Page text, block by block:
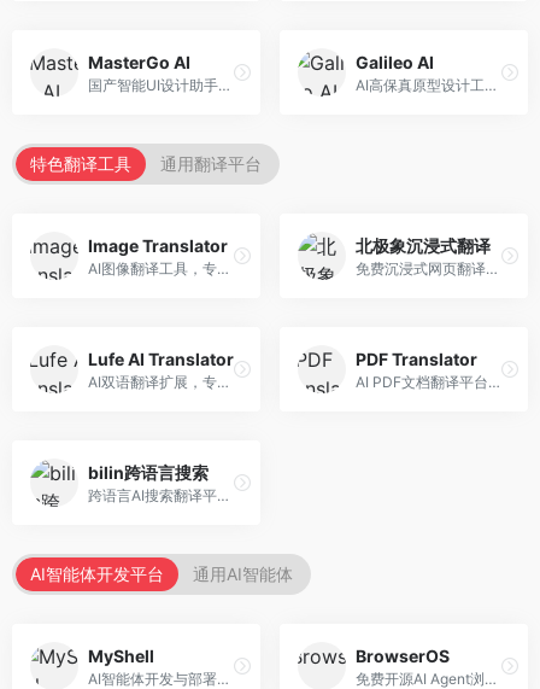
MasterGo AI
国产智能UI设计助手，专注于界面设计自动化。面向UI设计师，提供界面生成、组件设计、设计系统构建等服务，中文用户适配性好。
Galileo AI
AI高保真原型设计工具，专注于UI界面生成。面向设计师和产品团队，提供界面生成、交互设计、设计优化等服务，界面质量高。
特色翻译工具 通用翻译平台
Image Translator
AI图像翻译工具，专注于图片文字翻译。面向设计师和电商从业者，提供图片文字识别、翻译、替换等服务，图像翻译效果好。
北极象沉浸式翻译
免费沉浸式网页翻译工具，专注于阅读体验。面向普通用户，提供网页双语翻译、文档翻译等服务，免费使用，翻译质量高。
Lufe AI Translator
AI双语翻译扩展，专注于浏览器翻译场景。面向外语内容阅读者，提供网页双语翻译、划词翻译等服务，浏览器集成便捷。
PDF Translator
AI PDF文档翻译平台，专注于文档本地化。面向商务人士，提供PDF翻译、格式保留、批量处理等服务，文档翻译专业。
bilin跨语言搜索
跨语言AI搜索翻译平台，专注于信息获取。面向研究者和内容创作者，提供跨语言搜索、内容翻译、信息整合等服务，跨语言检索能力强。
AI智能体开发平台 通用AI智能体
MyShell
AI智能体开发与部署平台，专注于语音交互智能体。面向开发者，提供语音智能体创建、部署服务、社区分享等功能，语音交互能力强。
BrowserOS
免费开源AI Agent浏览器，专注于浏览器自动化。面向开发者，提供浏览器控制、任务自动化、API接口等服务，开源免费。